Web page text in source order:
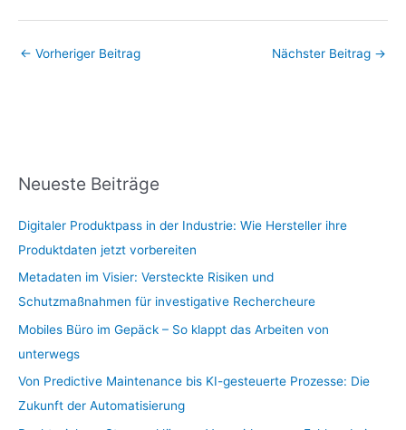
← Vorheriger Beitrag Nächster Beitrag →
Neueste Beiträge
Digitaler Produktpass in der Industrie: Wie Hersteller ihre
Produktdaten jetzt vorbereiten
Metadaten im Visier: Versteckte Risiken und
Schutzmaßnahmen für investigative Rechercheure
Mobiles Büro im Gepäck – So klappt das Arbeiten von
unterwegs
Von Predictive Maintenance bis KI-gesteuerte Prozesse: Die
Zukunft der Automatisierung